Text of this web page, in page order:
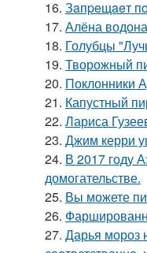
16. Зaпpeщaeт
17. Алёна
18. Голубцы
19. Творожный
20. Поклонники
21. Капустный
22. Лариса
23. Джим керри
24. В 2017 году
домогательстве.
25. Вы можете
26.
27. Дарья мороз